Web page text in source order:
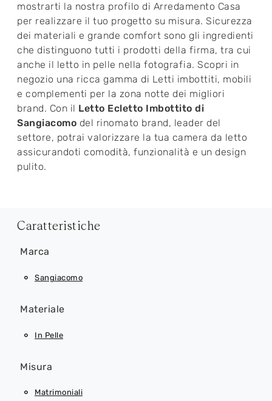
mostrarti la nostra profilo di Arredamento Casa
per realizzare il tuo progetto su misura. Sicurezza
dei materiali e grande comfort sono gli ingredienti
che distinguono tutti i prodotti della firma, tra cui
anche il letto in pelle nella fotografia. Scopri in
negozio una ricca gamma di Letti imbottiti, mobili
e complementi per la zona notte dei migliori
brand. Con il Letto Ecletto Imbottito di
Sangiacomo del rinomato brand, leader del
settore, potrai valorizzare la tua camera da letto
assicurandoti comodità, funzionalità e un design
pulito.
Caratteristiche
Marca
Sangiacomo
Materiale
In Pelle
Misura
Matrimoniali